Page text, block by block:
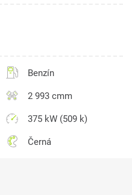
Benzín
2 993 cmm
375 kW (509 k)
Černá